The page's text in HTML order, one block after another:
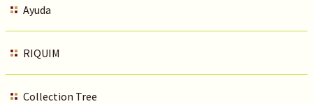
Ayuda
RIQUIM
Collection Tree